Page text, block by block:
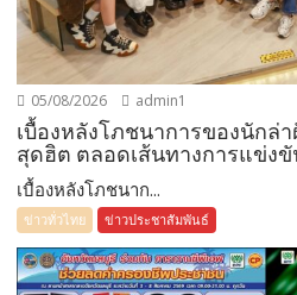
05/08/2026 admin1
เบื้องหลังโภชนาการของนักล่า
สุดฮิต ตลอดเส้นทางการแข่งขั
เบื้องหลังโภชนาก...
ข่าวทั่วไทย ข่าวประชาสัมพันธ์